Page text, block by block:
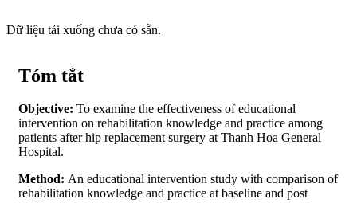
Dữ liệu tải xuống chưa có sẵn.
Tóm tắt
Objective: To examine the effectiveness of educational
intervention on rehabilitation knowledge and practice among
patients after hip replacement surgery at Thanh Hoa General
Hospital.
Method: An educational intervention study with comparison of
rehabilitation knowledge and practice at baseline and post